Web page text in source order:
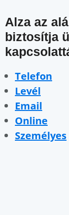
Alza az
biztosítja
Telefon
Levél
Email
Online
Személyes